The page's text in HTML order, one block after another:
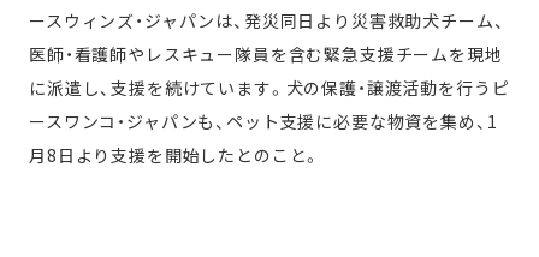
ースウィンズ・ジャパンは、発災同日より災害救助犬チーム、
医師・看護師やレスキュー隊員を含む緊急支援チームを現地
に派遣し、支援を続けています。犬の保護・譲渡活動を行うピ
ースワンコ・ジャパンも、ペット支援に必要な物資を集め、1
月8日より支援を開始したとのこと。